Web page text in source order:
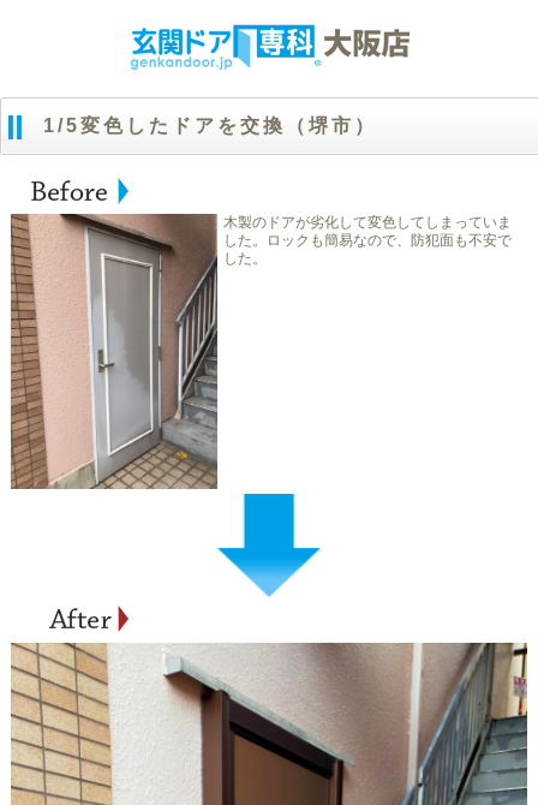
1/5変色したドアを交換（堺市）
木製のドアが劣化して変色してしまっていま
した。ロックも簡易なので、防犯面も不安で
した。